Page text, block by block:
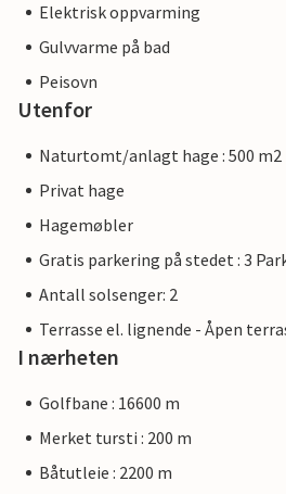
Elektrisk oppvarming
Gulvvarme på bad
Peisovn
Utenfor
Naturtomt/anlagt hage : 500 m2
Privat hage
Hagemøbler
Gratis parkering på stedet : 3
Antall solsenger: 2
Terrasse el. lignende - Åpen
I nærheten
Golfbane : 16600 m
Merket tursti : 200 m
Båtutleie : 2200 m